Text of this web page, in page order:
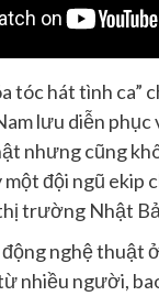
tóc hát tình ca”
lưu diễn phục
nhưng cũng
một đội ngũ ekip
trường Nhật
nghệ thuật
nhiều người,